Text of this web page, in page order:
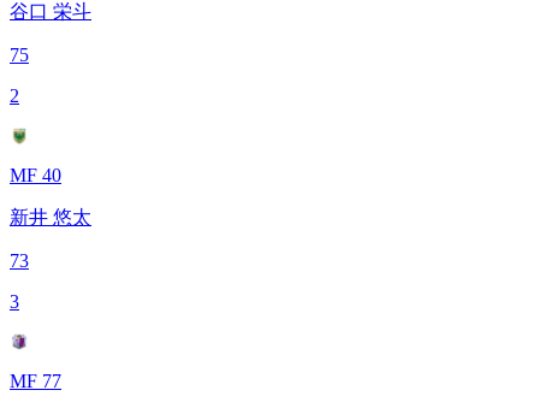
谷口 栄斗
75
2
MF 40
新井 悠太
73
3
MF 77